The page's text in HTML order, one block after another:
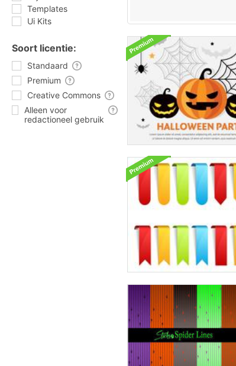
Templates
Ui Kits
Soort licentie:
Standaard
Premium
Creative Commons
Alleen voor
redactioneel gebruik